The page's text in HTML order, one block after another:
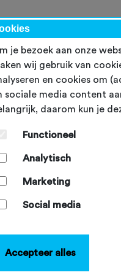
tips om
8 december 2020
je bezoek aan onze
wij gebruik van
en cookies om
sociale media content
daarom kun je
Functioneel
Analytisch
Marketing
Social media
Accepteer alles